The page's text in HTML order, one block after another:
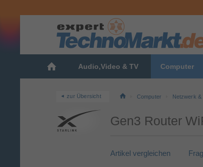
Audio,Video & TV Computer
zur Übersicht Computer Netzwerk &
Gen3 Router
Artikel vergleichen